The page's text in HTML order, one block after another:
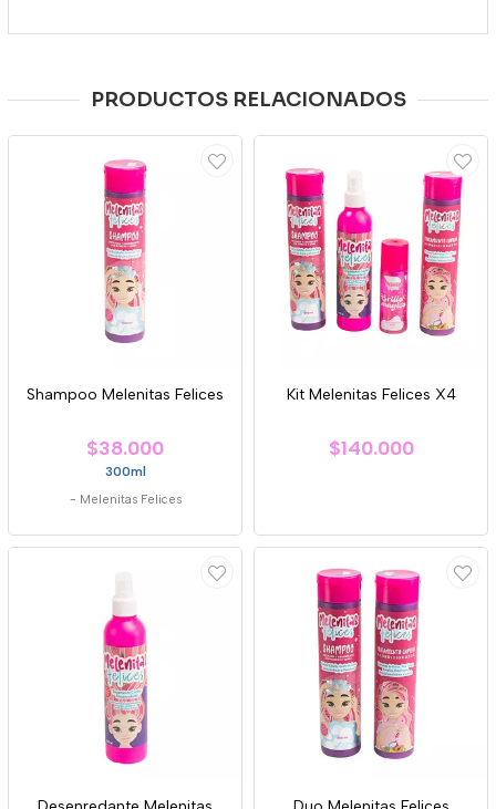
PRODUCTOS RELACIONADOS
Shampoo Melenitas Felices
$38.000
300ml
- Melenitas Felices
Kit Melenitas Felices X4
$140.000